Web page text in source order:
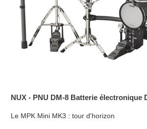
NUX - PNU DM-8 Batterie électronique
Le MPK Mini MK3 : tour d'horizon